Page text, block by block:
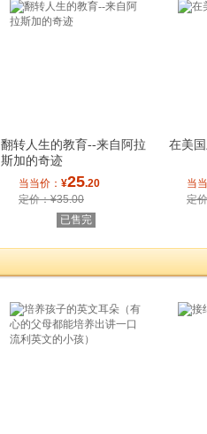
翻转人生的教育--来自阿拉
斯加的奇迹
当当价： ¥25.20
定价：¥35.00
已售完
在美
当
定